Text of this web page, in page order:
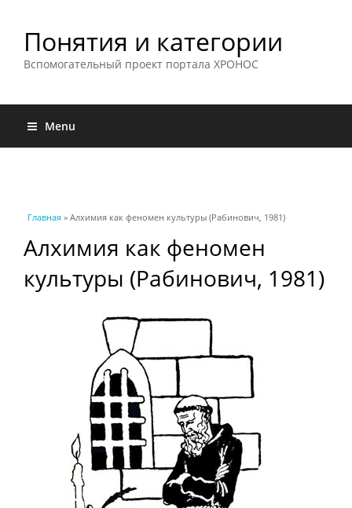
Понятия и категории
Вспомогательный проект портала ХРОНОС
Menu
Вы здесь
Главная » Алхимия как феномен культуры (Рабинович, 1981)
Алхимия как феномен
культуры (Рабинович, 1981)